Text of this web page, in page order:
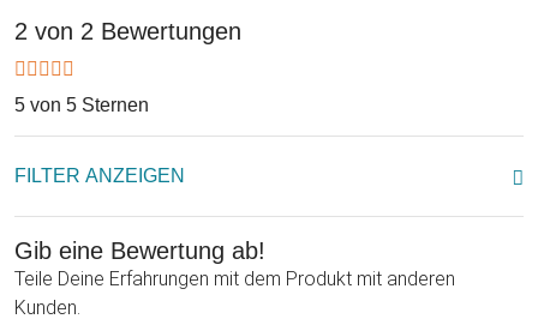
Ambiente gönnst! Da es sich nicht nur um einen Artikel mit
praktischer Funktion handelt, sondern auch um einen
zum Einzug!
2 von 2 Bewertungen
5 von 5 Sternen
FILTER ANZEIGEN
Gib eine Bewertung ab!
Teile Deine Erfahrungen mit dem Produkt mit anderen
Kunden.